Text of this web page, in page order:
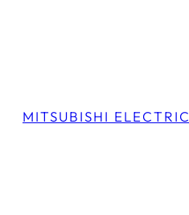
MITSUBISHI ELECTRIC